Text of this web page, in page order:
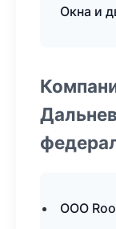
Окна и
ООО